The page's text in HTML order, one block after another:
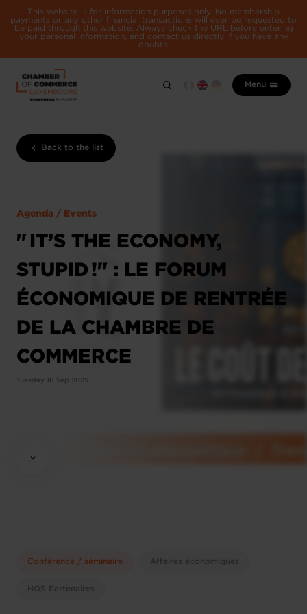
This website is for information purposes only. No membership
payments or any other financial transactions will ever be requested to
be paid through this website. Always check the URL before entering
your personal information, and contact us directly if you have any
doubts.
Menu
Back to the list
Agenda / Events
" IT’S THE ECONOMY,
STUPID !" : LE FORUM
ÉCONOMIQUE DE RENTRÉE
DE LA CHAMBRE DE
COMMERCE
Tuesday 16 Sep 2025
Conférence / séminaire Affaires économiques
HOS Partenaires